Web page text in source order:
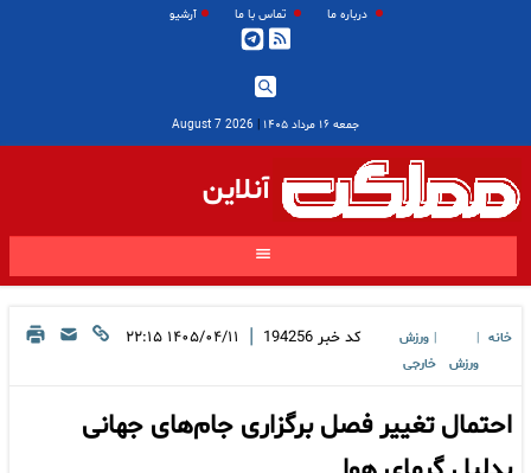
درباره ما تماس با ما آرشیو
جمعه ۱۶ مرداد ۱۴۰۵ |
2026 August 7
آنلاین
خانه
ورزش
ورزش
خارجی
کد خبر 194256
| ۱۴۰۵/۰۴/۱۱ ۲۲:۱۵
احتمال تغییر فصل برگزاری جام‌های جهانی